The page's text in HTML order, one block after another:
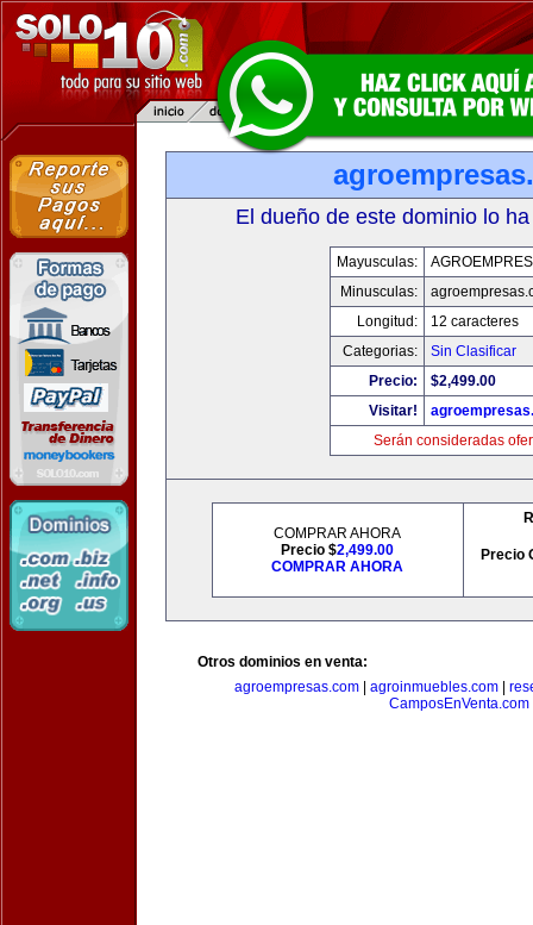
El dueño de este dominio lo
Mayusculas:
Minusculas:
Longitud:
12 caracteres
Categorias:
Sin Clasificar
Precio:
$2,499.00
Visitar!
Serán consideradas
COMPRAR AHORA
Precio $2,499.00
COMPRAR AHORA
Precio
Otros dominios en venta:
agroempresas.com
agroinmuebles.com
CamposEnVenta.com